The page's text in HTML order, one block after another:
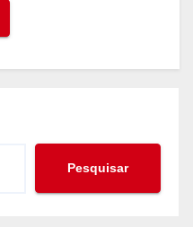
Pesquisar